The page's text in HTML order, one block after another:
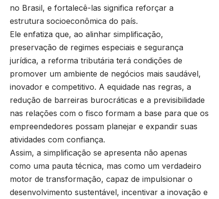
no Brasil, e fortalecê-las significa reforçar a
estrutura socioeconômica do país.
Ele enfatiza que, ao alinhar simplificação,
preservação de regimes especiais e segurança
jurídica, a reforma tributária terá condições de
promover um ambiente de negócios mais saudável,
inovador e competitivo. A equidade nas regras, a
redução de barreiras burocráticas e a previsibilidade
nas relações com o fisco formam a base para que os
empreendedores possam planejar e expandir suas
atividades com confiança.
Assim, a simplificação se apresenta não apenas
como uma pauta técnica, mas como um verdadeiro
motor de transformação, capaz de impulsionar o
desenvolvimento sustentável, incentivar a inovação e